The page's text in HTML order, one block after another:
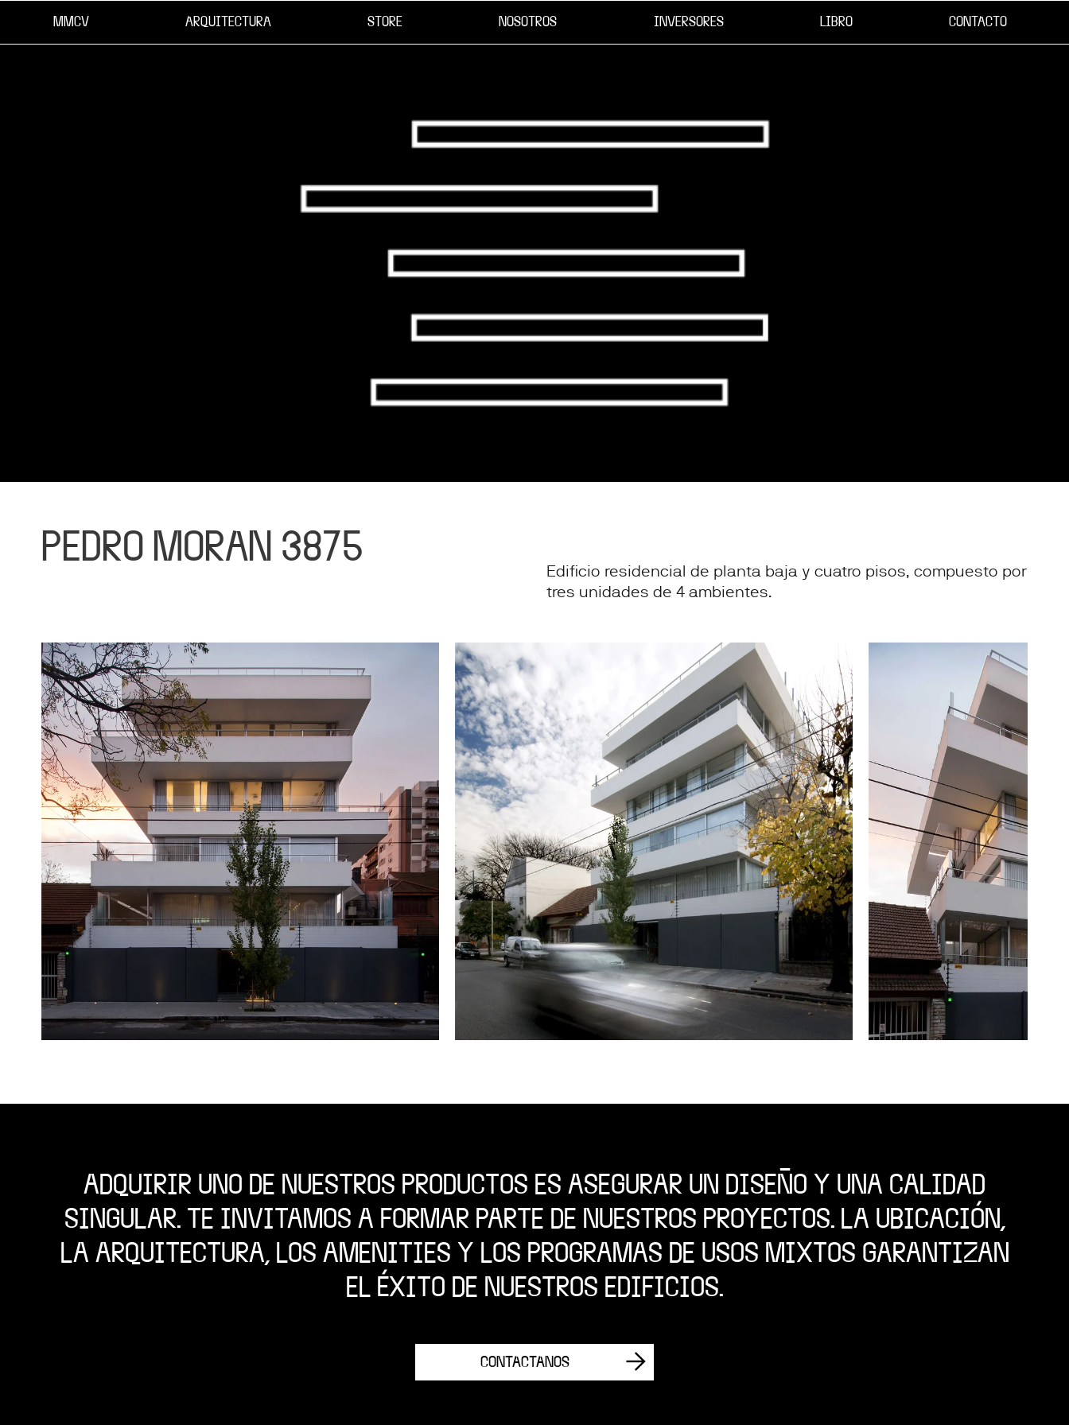
MMCV ARQUITECTURA STORE NOSOTROS INVERSORES LIBRO CONTACTO
PEDRO MORAN 3875
Edificio residencial de planta baja y cuatro pisos, compuesto por
tres unidades de 4 ambientes.
ADQUIRIR UNO DE NUESTROS PRODUCTOS ES ASEGURAR UN DISEÑO Y UNA CALIDAD
SINGULAR. TE INVITAMOS A FORMAR PARTE DE NUESTROS PROYECTOS. LA UBICACIÓN,
LA ARQUITECTURA, LOS AMENITIES Y LOS PROGRAMAS DE USOS MIXTOS GARANTIZAN
EL ÉXITO DE NUESTROS EDIFICIOS.
CONTACTANOS